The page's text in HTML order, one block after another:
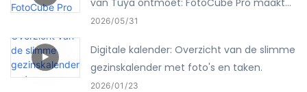
van Tuya ontmoet: FotoCube Pro maakt
het hele huis zichtbaar slim.
2026 05 31
Digitale kalender: Overzicht van de slimme
gezinskalender met foto's en taken.
2026 01 23